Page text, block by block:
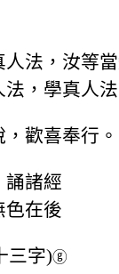
人法，汝等
，學真人
歡喜奉行。
諸經
在後
三字)ⓖ